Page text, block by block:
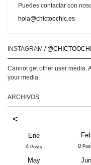
Puedes contactar con
hola@chictoochic.es
INSTAGRAM /
Cannot get other user media.
your media.
ARCHIVOS
<
Ene
4 Posts 0
May Jun